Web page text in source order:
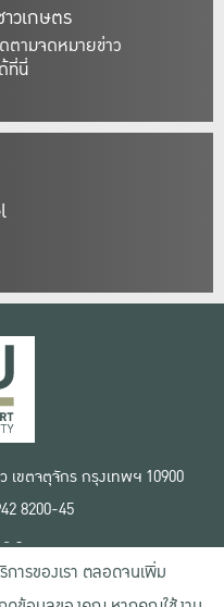
วเกษตร
ามจดหมายข่าว
ที่นี่
เขตจตุจักร กรุงเทพฯ 10900
8200-45
ว็บไซต์
ช้งาน
วนตัว
การของเรา ตลอดจนเพิ่ม